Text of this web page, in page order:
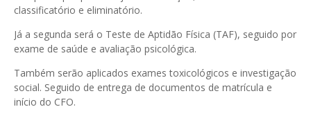
classificatório e eliminatório.
Já a segunda será o Teste de Aptidão Física (TAF), seguido por
exame de saúde e avaliação psicológica.
Também serão aplicados exames toxicológicos e investigação
social. Seguido de entrega de documentos de matrícula e
início do CFO.